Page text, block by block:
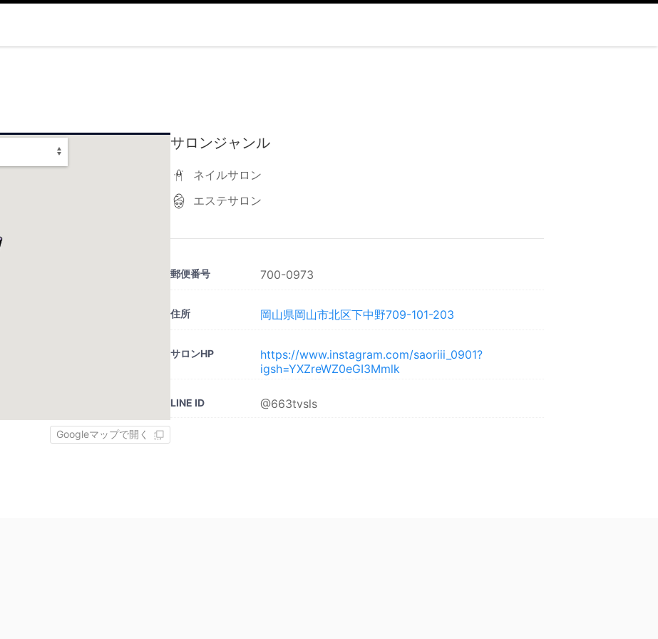
Googleマップで開く
サロンジャンル
ネイルサロン
エステサロン
郵便番号 700-0973
住所 岡山県岡山市北区下中野709-101-203
サロンHP
https://www.instagram.com/saoriii_0901?
igsh=YXZreWZ0eGI3Mmlk
LINE ID @663tvsls